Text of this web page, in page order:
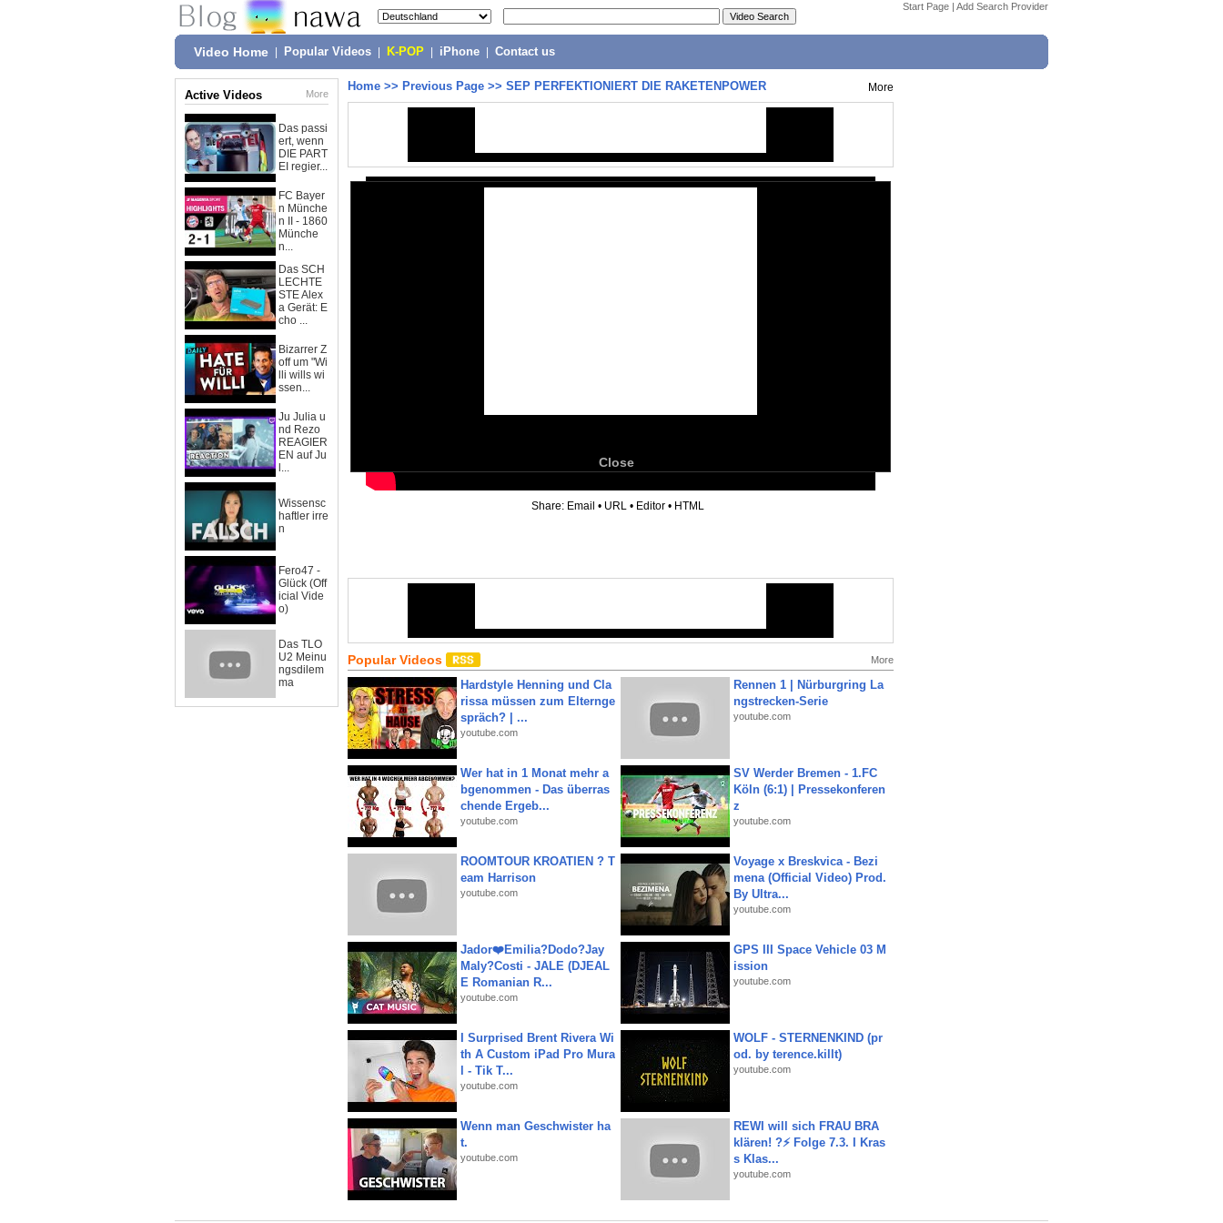
Start Page | Add Search Provider
Video Home Popular Videos K-POP iPhone Contact us
Active Videos More
Das passi
ert, wenn
DIE PART
EI regier...
FC Bayer
n Münche
n II - 1860
Münche
n...
Das SCH
LECHTE
STE Alex
a Gerät: E
cho ...
Bizarrer Z
off um "Wi
lli wills wi
ssen...
Ju Julia u
nd Rezo
REAGIER
EN auf Ju
l...
Wissensc
haftler irre
n
Fero47 -
Glück (Off
icial Vide
o)
Das TLO
U2 Meinu
ngsdilem
ma
Home >> Previous Page >> SEP PERFEKTIONIERT DIE RAKETENPOWER More
Close
Share: Email • URL • Editor • HTML
Popular Videos More
Hardstyle Henning und Cla
rissa müssen zum Elternge
spräch? | ...
youtube.com
Rennen 1 | Nürburgring La
ngstrecken-Serie
youtube.com
Wer hat in 1 Monat mehr a
bgenommen - Das überras
chende Ergeb...
youtube.com
SV Werder Bremen - 1.FC
Köln (6:1) | Pressekonferen
z
youtube.com
ROOMTOUR KROATIEN ? T
eam Harrison
youtube.com
Voyage x Breskvica - Bezi
mena (Official Video) Prod.
By Ultra...
youtube.com
Jador❤️Emilia?Dodo?Jay
Maly?Costi - JALE (DJEAL
E Romanian R...
youtube.com
GPS III Space Vehicle 03 M
ission
youtube.com
I Surprised Brent Rivera Wi
th A Custom iPad Pro Mura
l - Tik T...
youtube.com
WOLF - STERNENKIND (pr
od. by terence.killt)
youtube.com
Wenn man Geschwister ha
t.
youtube.com
REWI will sich FRAU BRA
klären! ?⚡️ Folge 7.3. I Kras
s Klas...
youtube.com